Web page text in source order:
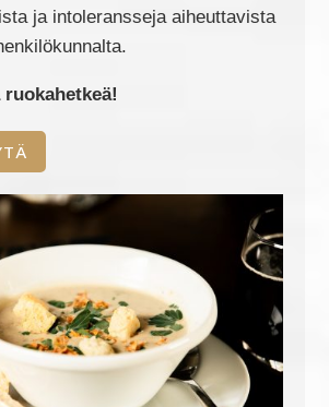
ja intoleransseja aiheuttavista
ruokahetkeä!